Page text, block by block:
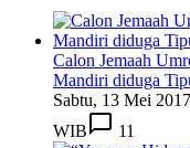
Calon Jemaah
Mandiri diduga
Sabtu, 13 Mei
WIB
11